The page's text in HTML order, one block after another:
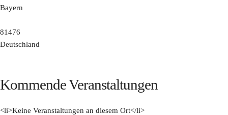
Bayern
81476
Deutschland
Kommende Veranstaltungen
<li>Keine Veranstaltungen an diesem Ort</li>